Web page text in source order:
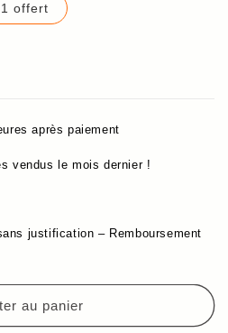
offert
après paiement
vendus le mois dernier !
justification – Remboursement
au panier